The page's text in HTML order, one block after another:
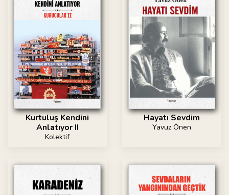
Kurtuluş Kendini
Anlatıyor II
Kolektif
Hayatı Sevdim
Yavuz Önen